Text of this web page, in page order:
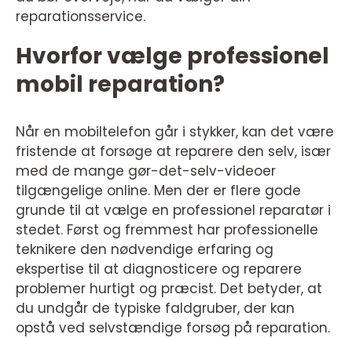
reparationsservice.
Hvorfor vælge professionel
mobil reparation?
Når en mobiltelefon går i stykker, kan det være
fristende at forsøge at reparere den selv, især
med de mange gør-det-selv-videoer
tilgængelige online. Men der er flere gode
grunde til at vælge en professionel reparatør i
stedet. Først og fremmest har professionelle
teknikere den nødvendige erfaring og
ekspertise til at diagnosticere og reparere
problemer hurtigt og præcist. Det betyder, at
du undgår de typiske faldgruber, der kan
opstå ved selvstændige forsøg på reparation.